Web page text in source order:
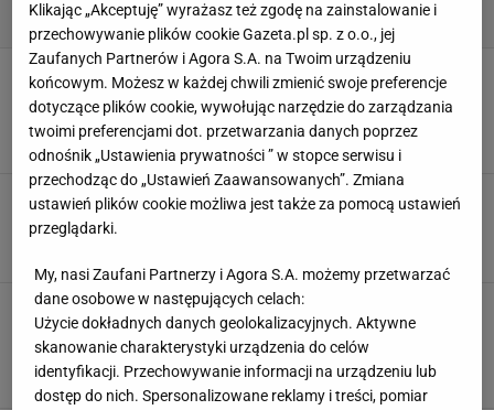
Bad Bunny zagrał na Super Bowl. Wtem na
scenę wpadli Lady Gaga i Ricky Martin.
Zadziała się magia
Patrycja Kulasza, 9 LUTEGO 2026, 09:52
Szok! Wzięli ślub podczas Super Bowl.
Wiadomo, czy ceremonia była prawdziwa
Tłumy gwiazd na Super Bowl 2026. DiCaprio
"pod przykrywką". Kim Kardashian na randce z
Hamiltonem
Dawid Rodak,9 LUTEGO 2026, 07:21
Klikając „Akceptuję” wyrażasz też zgodę na zainstalowanie i
przechowywanie plików cookie Gazeta.pl sp. z o.o., jej
Zaufanych Partnerów i Agora S.A. na Twoim urządzeniu
końcowym. Możesz w każdej chwili zmienić swoje preferencje
dotyczące plików cookie, wywołując narzędzie do zarządzania
twoimi preferencjami dot. przetwarzania danych poprzez
odnośnik „Ustawienia prywatności ” w stopce serwisu i
przechodząc do „Ustawień Zaawansowanych”. Zmiana
ustawień plików cookie możliwa jest także za pomocą ustawień
przeglądarki.
My, nasi Zaufani Partnerzy i Agora S.A. możemy przetwarzać
dane osobowe w następujących celach:
Użycie dokładnych danych geolokalizacyjnych. Aktywne
skanowanie charakterystyki urządzenia do celów
identyfikacji. Przechowywanie informacji na urządzeniu lub
dostęp do nich. Spersonalizowane reklamy i treści, pomiar